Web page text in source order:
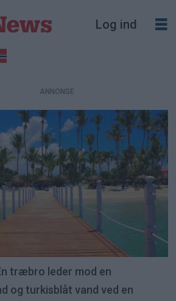
Log ind
træbro leder mod en
og turkisblåt vand ved en